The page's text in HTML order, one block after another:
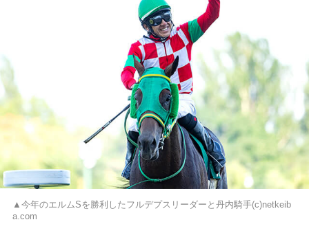
▲今年のエルムSを勝利したフルデプスリーダーと丹内騎手(c)netkeib
a.com